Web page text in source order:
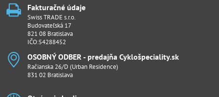
Fakturačné údaje
Swiss TRADE s.r.o.
Budovateľská 17
821 08 Bratislava
IČO:54288452
OSOBNÝ ODBER - predajňa Cyklošpeciality​.sk
Račianska 26/D (Urban Residence)
831 02 Bratislava